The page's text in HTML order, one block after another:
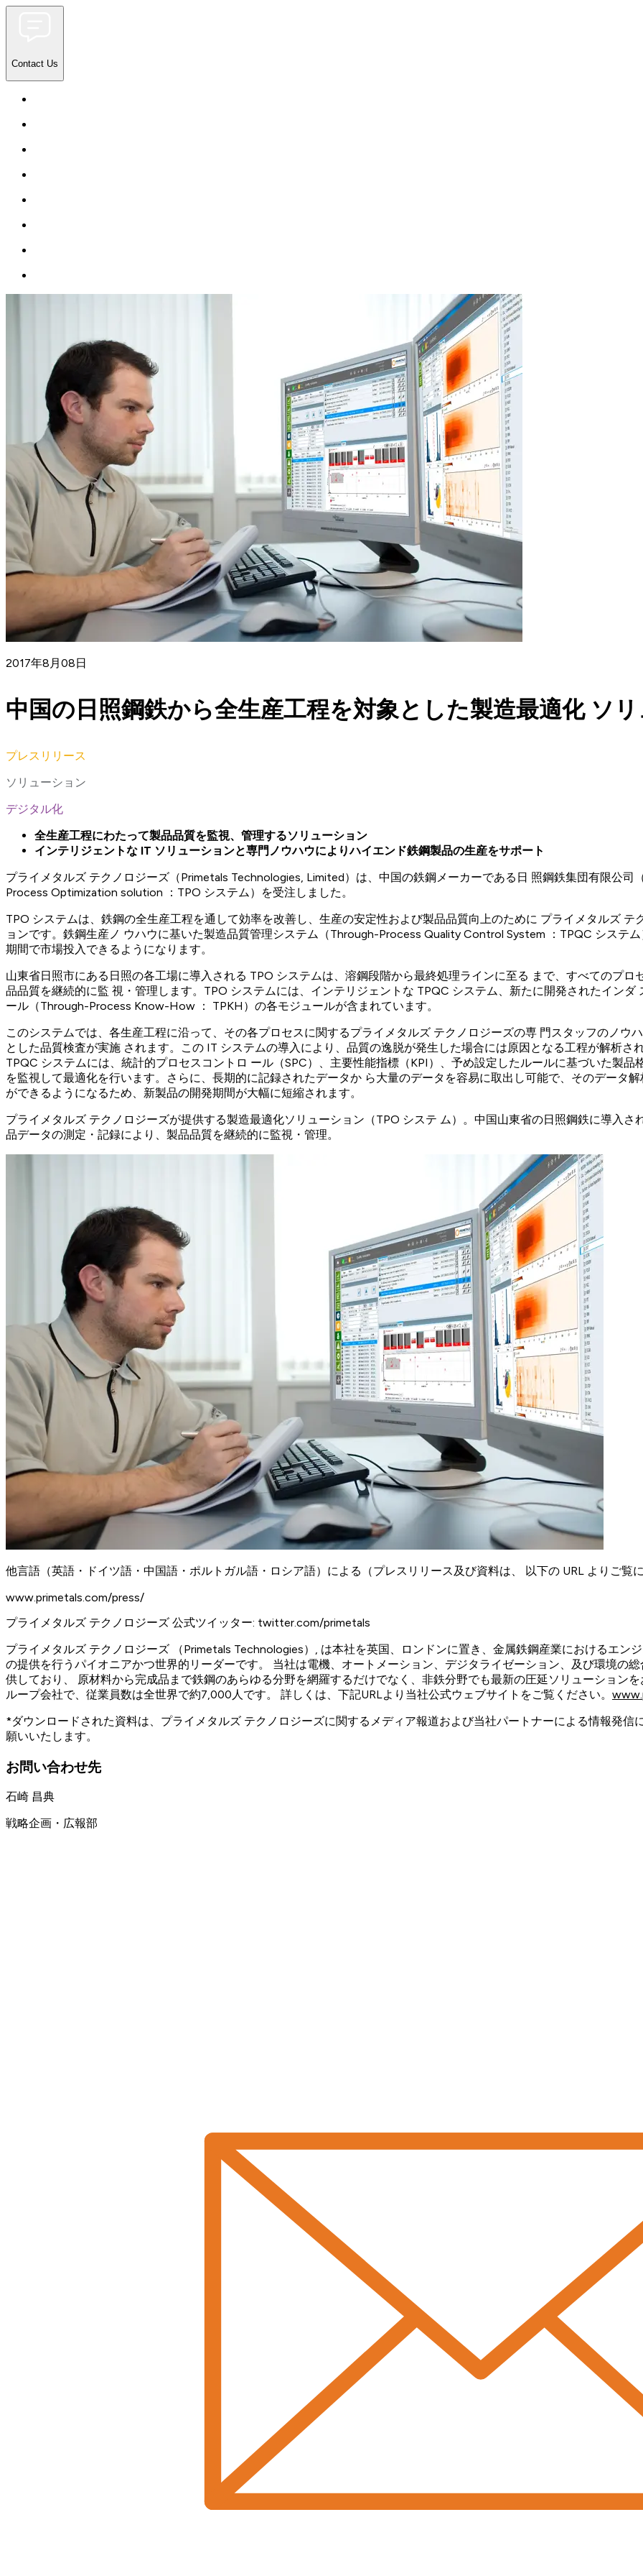
Contact Us
2017年8月08日
中国の日照鋼鉄から全生産工程を対象とした製造最適化 ソ
プレスリリース
ソリューション
デジタル化
全生産工程にわたって製品品質を監視、管理するソリューション
インテリジェントな IT ソリューションと専門ノウハウによりハイエンド鉄鋼製品の生産をサポート
プライメタルズ テクノロジーズ（Primetals Technologies, Limited）は、中国の鉄鋼メーカーである日 照鋼鉄集団有限公
Process Optimization solution ：TPO システム）を受注しました。
TPO システムは、鉄鋼の全生産工程を通して効率を改善し、生産の安定性および製品品質向上のために プライメタルズ
ョンです。鉄鋼生産ノ ウハウに基いた製造品質管理システム（Through-Process Quality Control System ：TPQC システ
期間で市場投入できるようになります。
山東省日照市にある日照の各工場に導入される TPO システムは、溶鋼段階から最終処理ラインに至る まで、すべてのプ
品品質を継続的に監 視・管理します。TPO システムには、インテリジェントな TPQC システム、新たに開発されたイン
ール（Through-Process Know-How ： TPKH）の各モジュールが含まれています。
このシステムでは、各生産工程に沿って、その各プロセスに関するプライメタルズ テクノロジーズの専 門スタッフのノウ
とした品質検査が実施 されます。この IT システムの導入により、品質の逸脱が発生した場合には原因となる工程が解析さ
TPQC システムには、統計的プロセスコントロ ール（SPC）、主要性能指標（KPI）、予め設定したルールに基づいた製
を監視して最適化を行います。さらに、長期的に記録されたデータか ら大量のデータを容易に取出し可能で、そのデータ
ができるようになるため、新製品の開発期間が大幅に短縮されます。
プライメタルズ テクノロジーズが提供する製造最適化ソリューション（TPO システ ム）。中国山東省の日照鋼鉄に導入
品データの測定・記録により、製品品質を継続的に監視・管理。
他言語（英語・ドイツ語・中国語・ポルトガル語・ロシア語）による（プレスリリース及び資料は、 以下の URL よりご覧に
www.primetals.com/press/
プライメタルズ テクノロジーズ 公式ツイッター: twitter.com/primetals
プライメタルズ テクノロジーズ （Primetals Technologies）, は本社を英国、ロンドンに置き、金属鉄鋼産業におけるエン
の提供を行うパイオニアかつ世界的リーダーです。 当社は電機、オートメーション、デジタライゼーション、及び環境の
供しており、 原材料から完成品まで鉄鋼のあらゆる分野を網羅するだけでなく、非鉄分野でも最新の圧延ソリューション
ループ会社で、従業員数は全世界で約7,000人です。 詳しくは、下記URLより当社公式ウェブサイトをご覧ください。
*ダウンロードされた資料は、プライメタルズ テクノロジーズに関するメディア報道および当社パートナーによる情報発
願いいたします。
お問い合わせ先
石崎 昌典
戦略企画・広報部